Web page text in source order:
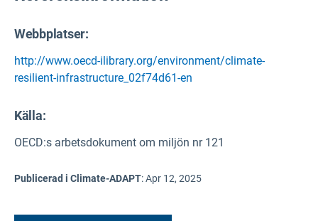
Webbplatser:
http://www.oecd-ilibrary.org/environment/climate-
resilient-infrastructure_02f74d61-en
Källa:
OECD:s arbetsdokument om miljön nr 121
Publicerad i Climate-ADAPT:Apr 12, 2025